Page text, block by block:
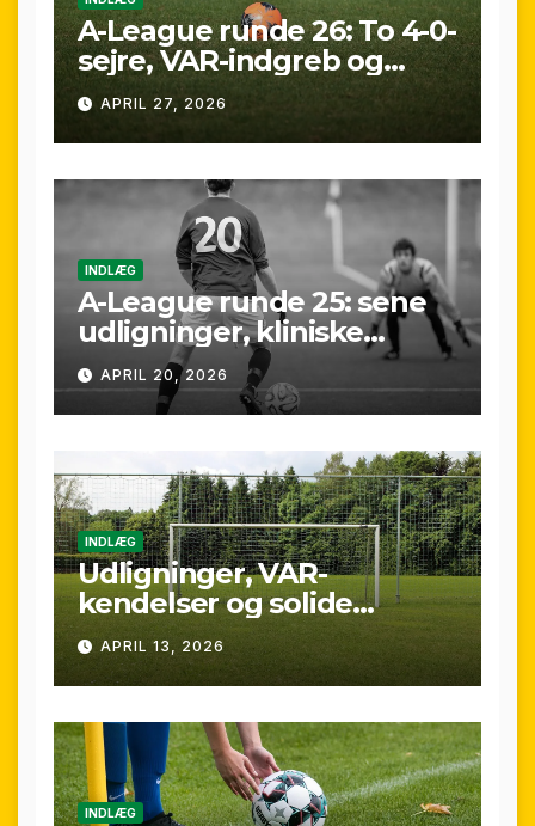
A-League runde 26: To 4-0-
sejre, VAR-indgreb og
sene scoringer – fuld
gennemgang af
weekenden
APRIL 27, 2026
INDLÆG
A-League runde 25: sene
udligninger, kliniske
kontraster og små
marginaler
APRIL 20, 2026
INDLÆG
Udligninger, VAR-
kendelser og solide
præstationer: Overblik
over A-League runde 24
(25/26)
APRIL 13, 2026
INDLÆG